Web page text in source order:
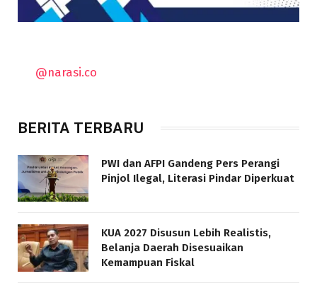
@narasi.co
BERITA TERBARU
PWI dan AFPI Gandeng Pers Perangi
Pinjol Ilegal, Literasi Pindar Diperkuat
KUA 2027 Disusun Lebih Realistis,
Belanja Daerah Disesuaikan
Kemampuan Fiskal